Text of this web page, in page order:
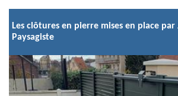
Les clôtures en pierre mises en place par
Paysagiste